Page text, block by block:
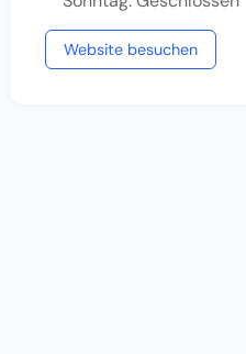
Website besuchen